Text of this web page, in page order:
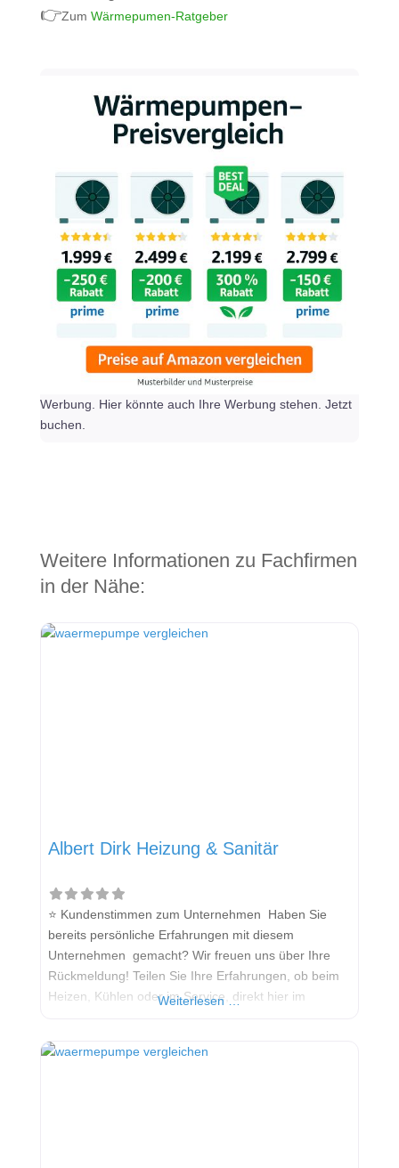
👉Zum Wärmepumen-Ratgeber
Werbung. Hier könnte auch Ihre Werbung stehen. Jetzt
buchen.
Weitere Informationen zu Fachfirmen
in der Nähe:
Albert Dirk Heizung & Sanitär
⭐ Kundenstimmen zum Unternehmen Haben Sie
bereits persönliche Erfahrungen mit diesem
Unternehmen gemacht? Wir freuen uns über Ihre
Rückmeldung! Teilen Sie Ihre Erfahrungen, ob beim
Heizen, Kühlen oder im Service, direkt hier im
Sollten Sie eine kritische Meinung äußern, so geben
Weiterlesen …